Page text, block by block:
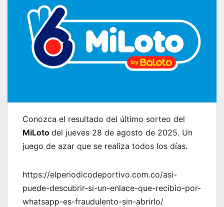
Conozca el resultado del último sorteo del
MiLoto del jueves 28 de agosto de 2025. Un
juego de azar que se realiza todos los días.
https://elperiodicodeportivo.com.co/asi-
puede-descubrir-si-un-enlace-que-recibio-por-
whatsapp-es-fraudulento-sin-abrirlo/